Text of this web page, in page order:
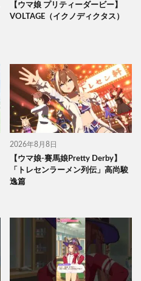
【ウマ娘 プリティーダービー】
VOLTAGE（イクノディクタス）
2026年8月8日
【ウマ娘-賽馬娘Pretty Derby】
「トレセンラーメン列伝」高尚駿
逸篇